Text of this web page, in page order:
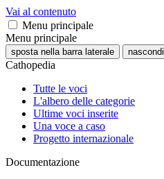
Vai al contenuto
Menu principale
Menu principale
sposta nella barra laterale nascondi
Cathopedia
Tutte le voci
L'albero delle categorie
Ultime voci inserite
Una voce a caso
Progetto internazionale
Documentazione